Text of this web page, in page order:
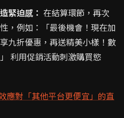
緊迫感： 在結算環節，再次
，例如：「最後機會！現在加
九折優惠，再送精美小樣！數
利用促銷活動刺激購買慾
應對「其他平台更便宜」的直